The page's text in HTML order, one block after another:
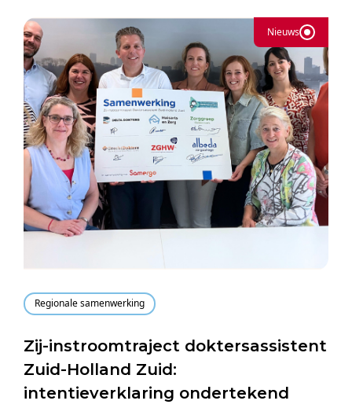
Nieuws
Regionale samenwerking
Zij-instroomtraject doktersassistent
Zuid-Holland Zuid:
intentieverklaring ondertekend